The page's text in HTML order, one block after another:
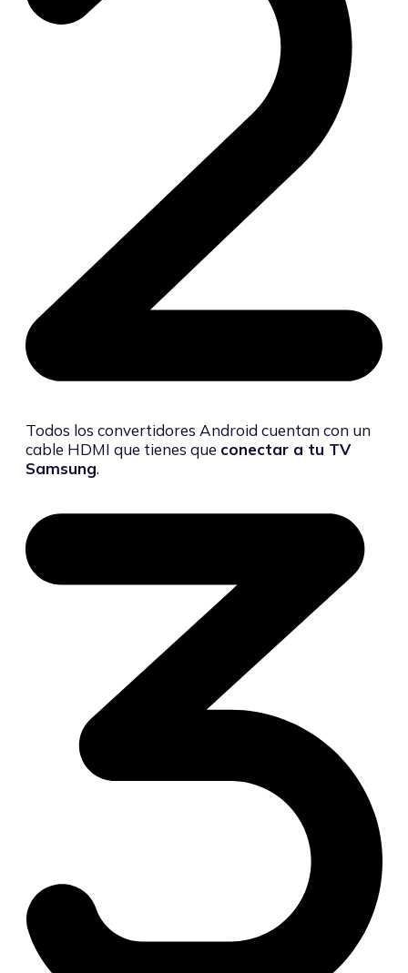
Todos los convertidores Android cuentan con un
cable HDMI que tienes que conectar a tu TV
Samsung.